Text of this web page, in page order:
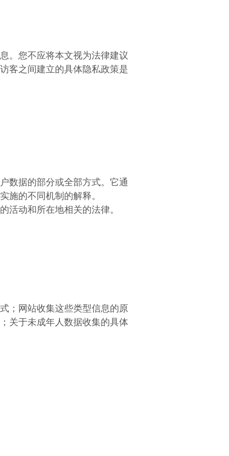
。您不应将本文视为法律建议
客之间建立的具体隐私政策是
数据的部分或全部方式。它通
施的不同机制的解释。
动和所在地相关的法律。
；网站收集这些类型信息的原
关于未成年人数据收集的具体